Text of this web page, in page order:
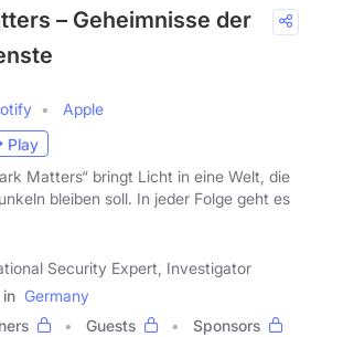
– Geheimnisse der
Apple
Play
Matters“ bringt Licht in eine Welt, die
bleiben soll. In jeder Folge geht es
Security Expert, Investigator
Germany
Guests
Sponsors